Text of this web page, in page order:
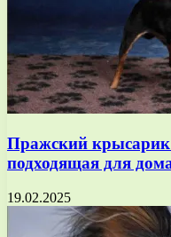
Пражский крысарик
подходящая для
19.02.2025